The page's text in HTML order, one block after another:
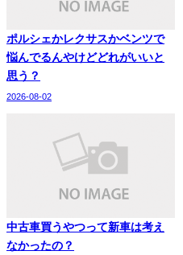
ポルシェかレクサスかベンツで
悩んでるんやけどどれがいいと
思う？
2026-08-02
中古車買うやつって新車は考え
なかったの？